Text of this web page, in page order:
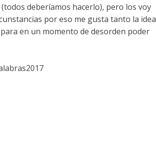
deberíamos hacerlo), pero los voy
por eso me gusta tanto la idea
en un momento de desorden poder